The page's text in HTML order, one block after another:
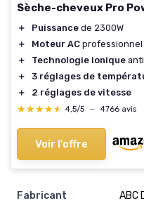
Sèche-cheveux Pro
＋ Puissance de 2300W
＋
Moteur AC professionnel
＋
Technologie ionique
＋
3 réglages de
＋
2 réglages de vitesse
★★★★★
★★★★★ 4,5/5 — 4766 avis
Voir l'offre
Fabricant
‎ABC